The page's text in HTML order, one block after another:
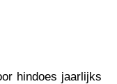
hindoes jaarlijks